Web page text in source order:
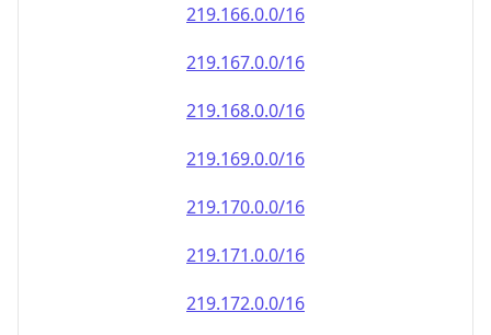
219.166.0.0/16
219.167.0.0/16
219.168.0.0/16
219.169.0.0/16
219.170.0.0/16
219.171.0.0/16
219.172.0.0/16